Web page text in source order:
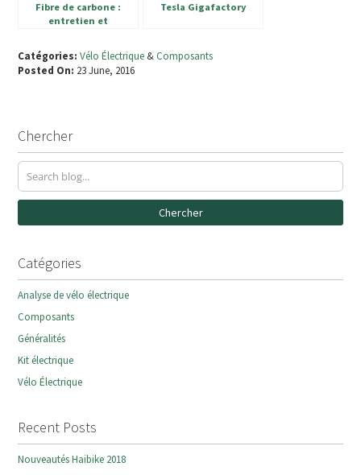
Fibre de carbone :
entretien et
Tesla Gigafactory
Catégories: Vélo Électrique &Composants
Posted On: 23 June, 2016
Chercher
Chercher
Catégories
Analyse de vélo électrique
Composants
Généralités
Kit électrique
Vélo Électrique
Recent Posts
Nouveautés Haibike 2018